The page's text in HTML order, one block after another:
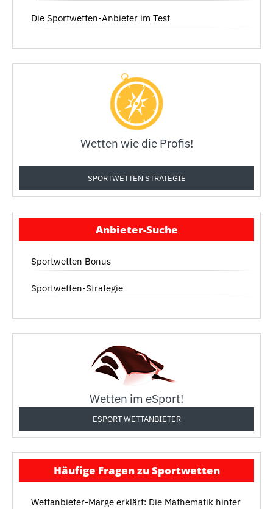
Die Sportwetten-Anbieter im Test
Wetten wie die Profis!
SPORTWETTEN STRATEGIE
Anbieter-Suche
Sportwetten Bonus
Sportwetten-Strategie
Wetten im eSport!
ESPORT WETTANBIETER
Häufige Fragen zu Sportwetten
Wettanbieter-Marge erklärt: Die Mathematik hinter